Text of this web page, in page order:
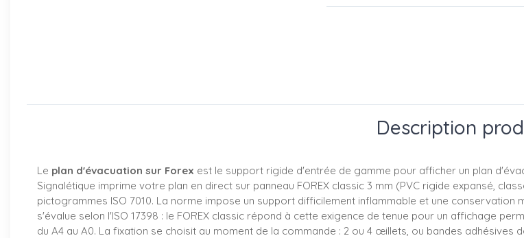
Description
Le plan d'évacuation sur Forex est le support rigide d'entrée de gamme pour afficher un plan
Signalétique imprime votre plan en direct sur panneau FOREX classic 3 mm (PVC rigide expansé,
pictogrammes ISO 7010. La norme impose un support difficilement inflammable et une conservation
s'évalue selon l'ISO 17398 : le FOREX classic répond à cette exigence de tenue pour un affichage
du A4 au A0. La fixation se choisit au moment de la commande : 2 ou 4 œillets, ou bandes